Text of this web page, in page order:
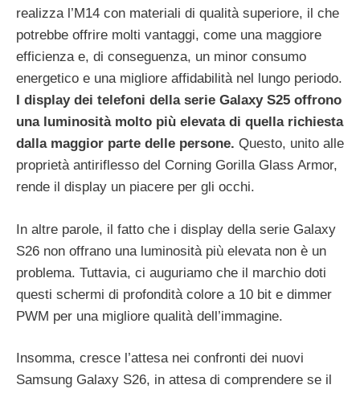
realizza l’M14 con materiali di qualità superiore, il che
potrebbe offrire molti vantaggi, come una maggiore
efficienza e, di conseguenza, un minor consumo
energetico e una migliore affidabilità nel lungo periodo.
I display dei telefoni della serie Galaxy S25 offrono
una luminosità molto più elevata di quella richiesta
dalla maggior parte delle persone. Questo, unito alle
proprietà antiriflesso del Corning Gorilla Glass Armor,
rende il display un piacere per gli occhi.
In altre parole, il fatto che i display della serie Galaxy
S26 non offrano una luminosità più elevata non è un
problema. Tuttavia, ci auguriamo che il marchio doti
questi schermi di profondità colore a 10 bit e dimmer
PWM per una migliore qualità dell’immagine.
Insomma, cresce l’attesa nei confronti dei nuovi
Samsung Galaxy S26, in attesa di comprendere se il